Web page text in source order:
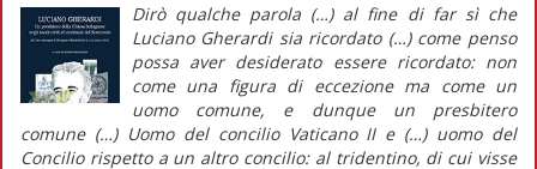
Dirò qualche parola (…) al fine di far sì che
Luciano Gherardi sia ricordato (…) come penso
possa aver desiderato essere ricordato: non
come una figura di eccezione ma come un
uomo comune, e dunque un presbitero
comune (…) Uomo del concilioVaticano II e (…) uomo del
Conciliorispetto a un altro concilio: al tridentino, di cui visse